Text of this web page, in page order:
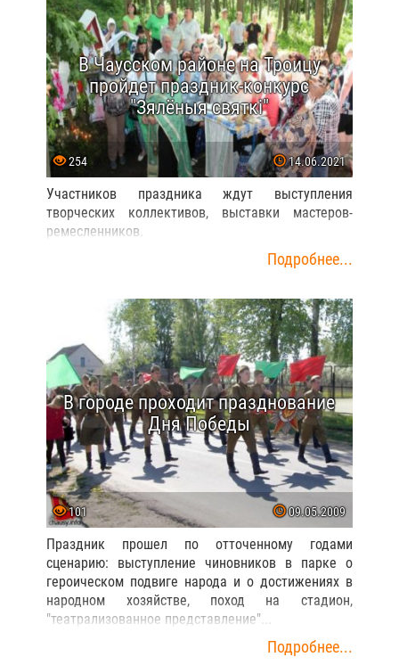
В Чаусском районе на Троицу
пройдет праздник-конкурс
"Зялёныя святкі"
254 14.06.2021
Участников праздника ждут выступления
творческих коллективов, выставки мастеров-
ремесленников.
Подробнее...
В городе проходит празднование
Дня Победы
101 09.05.2009
Праздник прошел по отточенному годами
сценарию: выступление чиновников в парке о
героическом подвиге народа и о достижениях в
народном хозяйстве, поход на стадион,
"театрализованное представление"...
Подробнее...